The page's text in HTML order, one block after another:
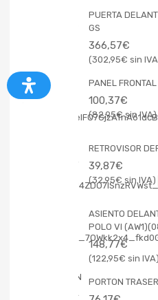
PUERTA
GS
366,57€
302,95€
PANEL
100,37€
82,95€
RETROVISOR
39,87€
32,95€
ASIENTO
POLO VI
148,77€
122,95€
PORTON